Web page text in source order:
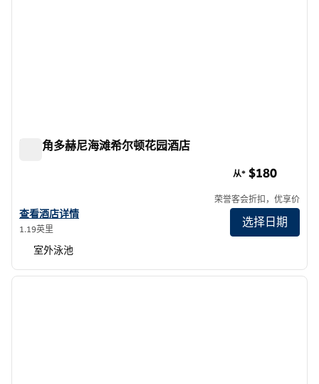
达纳角多赫尼海滩希尔顿花园酒店
查看希尔顿花园酒店 Dana Point Doheny Beach 的酒店详情
查看酒店详情
1.19英里
从* $180
荣誉客会折扣，优享价
选择日期
室外泳池
1/12
下一